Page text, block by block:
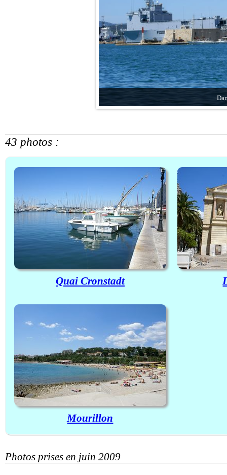
43 photos :
Quai Cronstadt
Mourillon
Photos prises en juin 2009